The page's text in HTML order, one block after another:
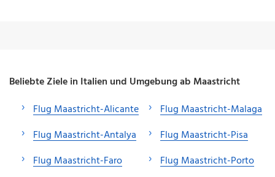
Beliebte Ziele in Italien und Umgebung ab Maastricht
Flug Maastricht-Alicante
Flug Maastricht-Antalya
Flug Maastricht-Faro
Flug Maastricht-Malaga
Flug Maastricht-Pisa
Flug Maastricht-Porto